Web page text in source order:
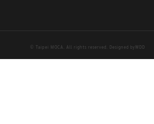
© Taipei MOCA. All rights reserved. Designed byWDD